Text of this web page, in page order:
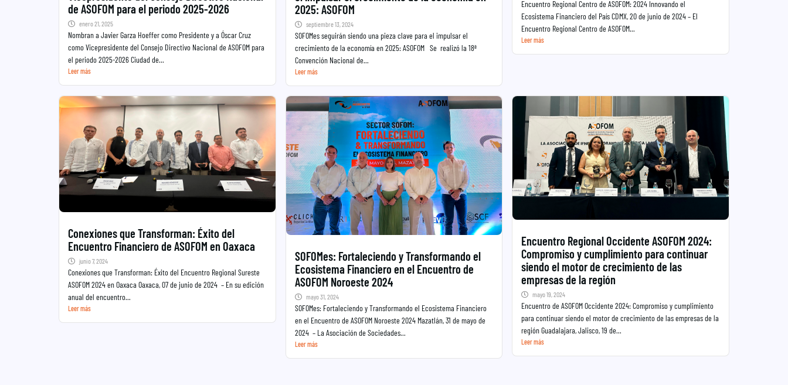
de ASOFOM para el periodo 2025-2026
enero 21, 2025
Nombran a Javier Garza Hoeffer como Presidente y a Óscar Cruz
como Vicepresidente del Consejo Directivo Nacional de ASOFOM para
el periodo 2025-2026 Ciudad de...
Leer más
2025: ASOFOM
septiembre 13, 2024
SOFOMes seguirán siendo una pieza clave para el impulsar el
crecimiento de la economía en 2025: ASOFOM Se realizó la 18ª
Convención Nacional de...
Leer más
Encuentro Regional Centro de ASOFOM: 2024 Innovando el
Ecosistema Financiero del País CDMX, 20 de junio de 2024 – El
Encuentro Regional Centro de ASOFOM...
Leer más
Conexiones que Transforman: Éxito del
Encuentro Financiero de ASOFOM en Oaxaca
junio 7, 2024
Conexiones que Transforman: Éxito del Encuentro Regional Sureste
ASOFOM 2024 en Oaxaca Oaxaca, 07 de junio de 2024 – En su edición
anual del encuentro...
Leer más
SOFOMes: Fortaleciendo y Transformando el
Ecosistema Financiero en el Encuentro de
ASOFOM Noroeste 2024
mayo 31, 2024
SOFOMes: Fortaleciendo y Transformando el Ecosistema Financiero
en el Encuentro de ASOFOM Noroeste 2024 Mazatlán, 31 de mayo de
2024 – La Asociación de Sociedades...
Leer más
Encuentro Regional Occidente ASOFOM 2024:
Compromiso y cumplimiento para continuar
siendo el motor de crecimiento de las
empresas de la región
mayo 19, 2024
Encuentro de ASOFOM Occidente 2024: Compromiso y cumplimiento
para continuar siendo el motor de crecimiento de las empresas de la
región Guadalajara, Jalisco, 19 de...
Leer más